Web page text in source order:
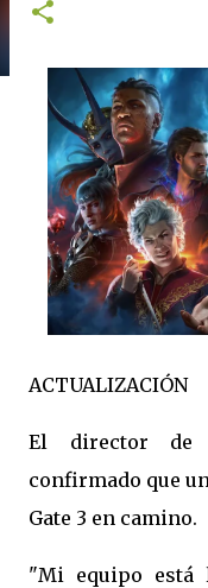
ACTUALIZACIÓN
El director de
confirmado que
Gate 3 en camino.
"Mi equipo está